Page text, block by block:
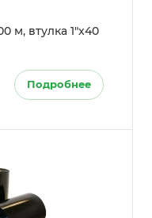
м, втулка 1"x40
Подробнее